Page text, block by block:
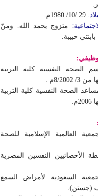
متزوج بحمد الله. ومنّ
حبيبة.
الصحة النفسية كلية التربية
8/2002م .
الصحة النفسية كلية التربية
العالمية الإسلامية للصحة
الأخصائيين النفسين المصرية
السعودية لأمراض السمع
(جستن).